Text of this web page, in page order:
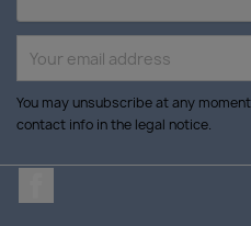
You may unsubscribe at any
contact info in the legal notice.